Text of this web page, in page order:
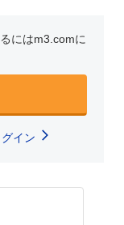
にはm3.comに
イン